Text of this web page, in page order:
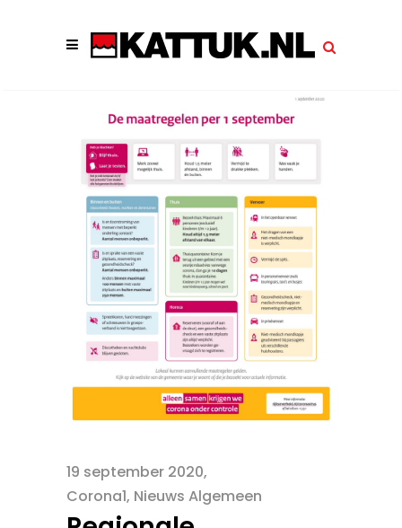
19 september 2020
Corona1, Nieuws Algemeen